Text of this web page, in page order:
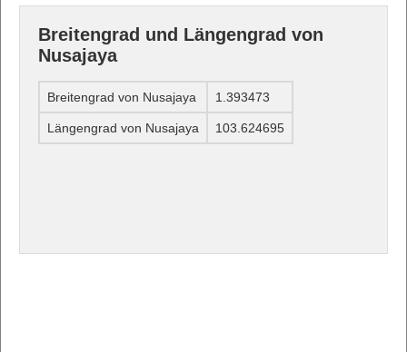
Breitengrad und Längengrad von
Nusajaya
Breitengrad von Nusajaya 1.393473
Längengrad von Nusajaya 103.624695